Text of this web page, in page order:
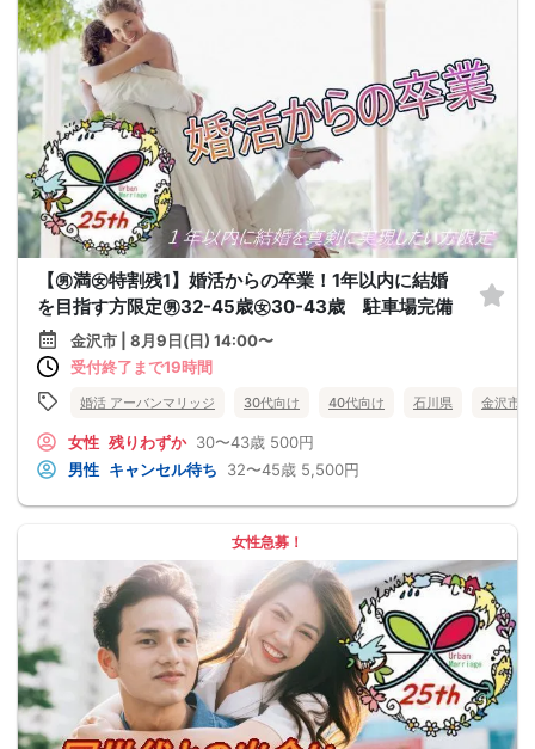
【㊚満㊛特割残1】婚活からの卒業！1年以内に結婚
を目指す方限定㊚32-45歳㊛30-43歳 駐車場完備
金沢市 | 8月9日(日) 14:00〜
受付終了まで19時間
婚活 アーバンマリッジ 30代向け 40代向け 石川県 金沢市
女性 残りわずか 30〜43歳 500円
男性 キャンセル待ち 32〜45歳 5,500円
女性急募！